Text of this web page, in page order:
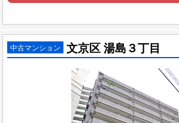
中古マンション 文京区 湯島３丁目